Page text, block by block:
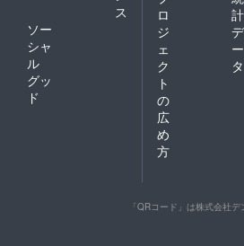
ス
ソー
シャ
ル
グッ
ド
ロ
ジ
ェ
ク
ト
の
広
め
方
計
デ
ー
タ
「QRコード」は株式会社